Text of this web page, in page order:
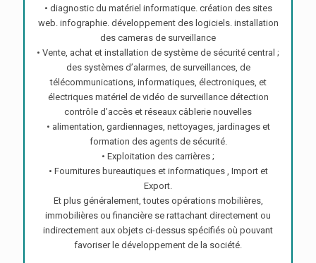
• diagnostic du matériel informatique. création des sites
web. infographie. développement des logiciels. installation
des cameras de surveillance
• Vente, achat et installation de système de sécurité central ;
des systèmes d’alarmes, de surveillances, de
télécommunications, informatiques, électroniques, et
électriques matériel de vidéo de surveillance détection
contrôle d’accès et réseaux câblerie nouvelles
• alimentation, gardiennages, nettoyages, jardinages et
formation des agents de sécurité.
• Exploitation des carrières ;
• Fournitures bureautiques et informatiques , Import et
Export.
Et plus généralement, toutes opérations mobilières,
immobilières ou financière se rattachant directement ou
indirectement aux objets ci-dessus spécifiés où pouvant
favoriser le développement de la société.